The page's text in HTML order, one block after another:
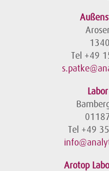
Tel +49
Tel +49
Arotop